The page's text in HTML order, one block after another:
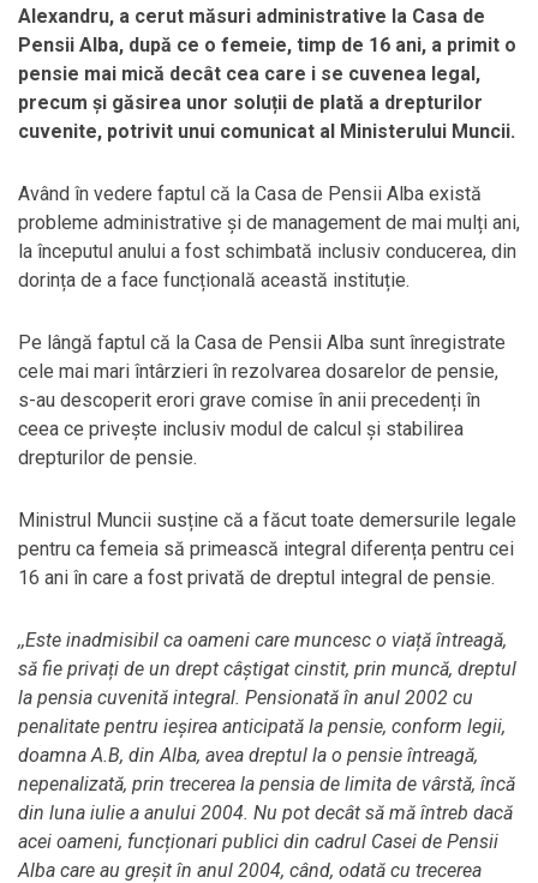
Alexandru, a cerut măsuri administrative la Casa de
Pensii Alba, după ce o femeie, timp de 16 ani, a primit o
pensie mai mică decât cea care i se cuvenea legal,
precum și găsirea unor soluții de plată a drepturilor
cuvenite, potrivit unui comunicat al Ministerului Muncii.
Având în vedere faptul că la Casa de Pensii Alba există
probleme administrative și de management de mai mulți ani,
la începutul anului a fost schimbată inclusiv conducerea, din
dorința de a face funcțională această instituție.
Pe lângă faptul că la Casa de Pensii Alba sunt înregistrate
cele mai mari întârzieri în rezolvarea dosarelor de pensie,
s-au descoperit erori grave comise în anii precedenți în
ceea ce privește inclusiv modul de calcul și stabilirea
drepturilor de pensie.
Ministrul Muncii susține că a făcut toate demersurile legale
pentru ca femeia să primească integral diferența pentru cei
16 ani în care a fost privată de dreptul integral de pensie.
,,Este inadmisibil ca oameni care muncesc o viață întreagă,
să fie privați de un drept câștigat cinstit, prin muncă, dreptul
la pensia cuvenită integral. Pensionată în anul 2002 cu
penalitate pentru ieșirea anticipată la pensie, conform legii,
doamna A.B, din Alba, avea dreptul la o pensie întreagă,
nepenalizată, prin trecerea la pensia de limita de vârstă, încă
din luna iulie a anului 2004. Nu pot decât să mă întreb dacă
acei oameni, funcționari publici din cadrul Casei de Pensii
Alba care au greșit în anul 2004, când, odată cu trecerea